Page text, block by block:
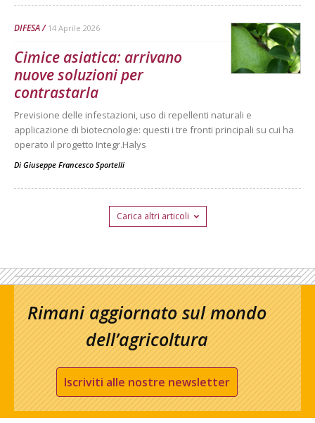
DIFESA 14 Aprile 2026
Cimice asiatica: arrivano
nuove soluzioni per
contrastarla
Previsione delle infestazioni, uso di repellenti naturali e
applicazione di biotecnologie: questi i tre fronti principali su cui ha
operato il progetto Integr.Halys
Di Giuseppe Francesco Sportelli
Carica altri articoli
Rimani aggiornato sul mondo
dell’agricoltura
Iscriviti alle nostre newsletter